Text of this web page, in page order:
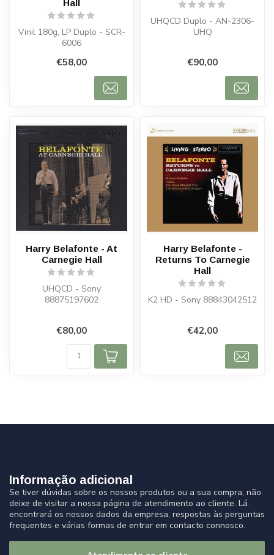
Hall
Vinil 180g, LP Duplo - SCR-
6006
€58,00
UHQCD Duplo - AN-2306-
UHQ
€90,00
Harry Belafonte - At
Carnegie Hall
UHQCD - Sony
88875197602
€80,00
Harry Belafonte -
Returns To Carnegie
Hall
K2 HD - Sony 88843042512
€42,00
Informação adicional
Se tiver dúvidas sobre os nossos produtos ou a sua compra, não
deixe de visitar a nossa página de atendimento ao cliente. Lá
encontrará os nossos dados da empresa, respostas às perguntas
frequentes e várias formas de entrar em contacto connosco.